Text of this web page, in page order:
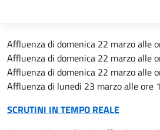
Affluenza di domenica 22 marzo alle
Affluenza di domenica 22 marzo alle
Affluenza di domenica 22 marzo alle
Affluenza di lunedi 23 marzo alle
SCRUTINI IN TEMPO REALE